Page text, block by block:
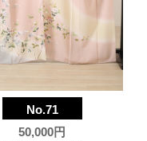
No.71
50,000円